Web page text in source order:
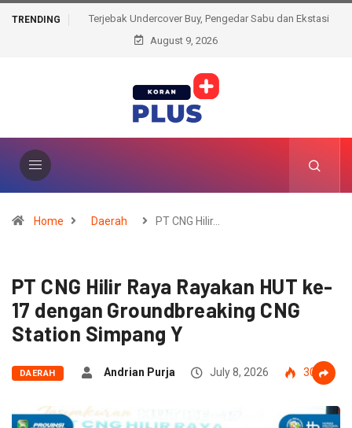
TRENDING
Terjebak Undercover Buy, Pengedar Sabu dan Ekstasi
Diciduk di Pinggir Jalan
August 9, 2026
Home Daerah PT CNG Hilir…
PT CNG Hilir Raya Rayakan HUT ke-
17 dengan Groundbreaking CNG
Station Simpang Y
DAERAH Andrian Purja July 8, 2026 30